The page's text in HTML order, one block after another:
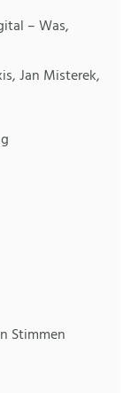
– Was,
Jan Misterek,
Stimmen